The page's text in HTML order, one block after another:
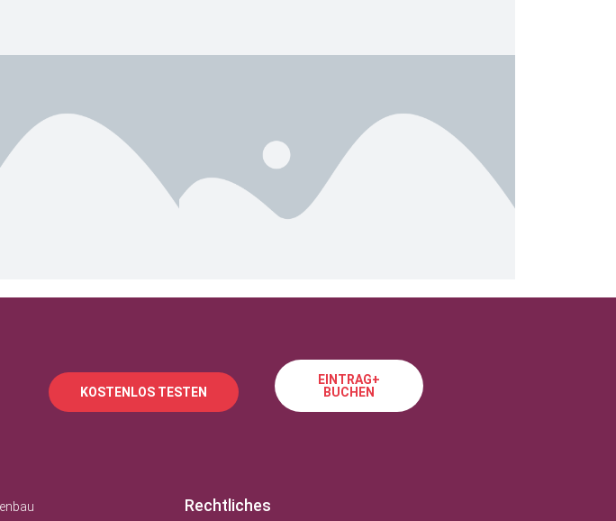
KOSTENLOS TESTEN
EINTRAG+
BUCHEN
Rechtliches